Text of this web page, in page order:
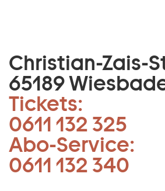
Christian-Zais-
65189
Tickets:
0611 132 325
Abo-Service:
0611 132 340